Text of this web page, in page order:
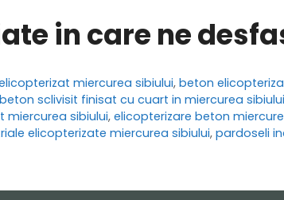
in care ne
miercurea sibiului,beton
beton sclivisit finisat cu cuart in miercurea sibiului
miercurea sibiului, elicopterizare beton
elicopterizate miercurea sibiului, pardoseli